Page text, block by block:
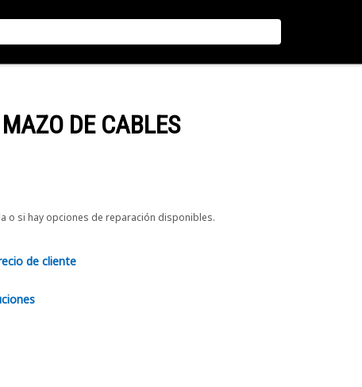
DE CABLES
o si hay opciones de reparación disponibles.
de cliente